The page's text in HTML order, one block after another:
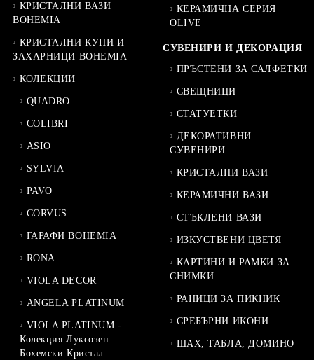
КРИСТАЛНИ ВАЗИ
BOHEMIA
КРИСТАЛНИ КУПИ И
ЗАХАРНИЦИ BOHEMIA
КОЛЕКЦИИ
QUADRO
COLIBRI
ASIO
SYLVIA
PAVO
CORVUS
ГАРАФИ BOHEMIA
RONA
VIOLA DECOR
ANGELA PLATINUM
VIOLA PLATINUM -
Колекция Луксозен
Бохемски Кристал
КЕРАМИЧНА СЕРИЯ
OLIVE
СУВЕНИРИ И ДЕКОРАЦИЯ
ПРЪСТЕНИ ЗА САЛФЕТКИ
СВЕЩНИЦИ
СТАТУЕТКИ
ДЕКОРАТИВНИ
СУВЕНИРИ
КРИСТАЛНИ ВАЗИ
КЕРАМИЧНИ ВАЗИ
СТЪКЛЕНИ ВАЗИ
ИЗКУСТВЕНИ ЦВЕТЯ
КАРТИНИ И РАМКИ ЗА
СНИМКИ
РАНИЦИ ЗА ПИКНИК
СРЕБЪРНИ ИКОНИ
ШАХ, ТАБЛА, ДОМИНО